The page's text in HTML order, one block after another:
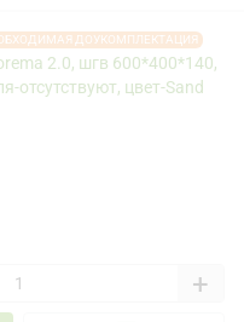
ДОУКОМПЛЕКТАЦИЯ
2.0, шгв 600*400*140,
отсутствуют, цвет-Sand
+